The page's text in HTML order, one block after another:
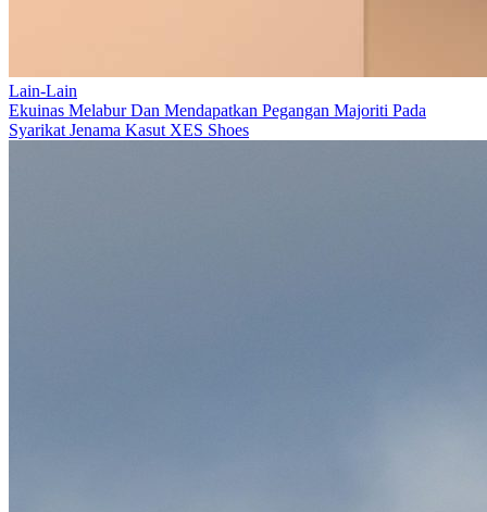
Lain-Lain
Ekuinas Melabur Dan Mendapatkan Pegangan Majoriti Pada
Syarikat Jenama Kasut XES Shoes